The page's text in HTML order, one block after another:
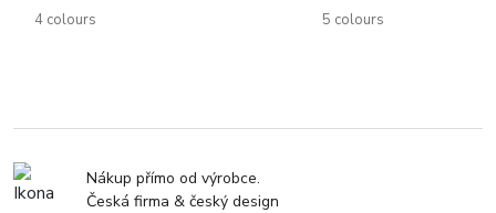
4 colours 5 colours
Nákup přímo od výrobce.
Česká firma & český design